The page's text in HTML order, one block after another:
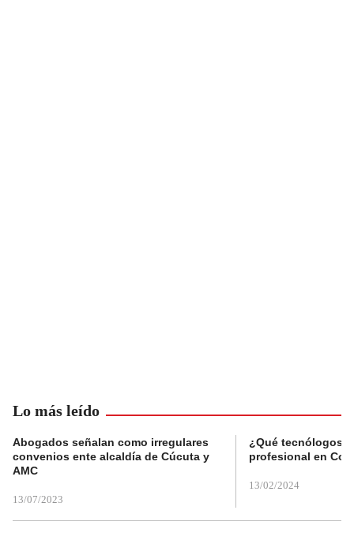
Lo más leído
Abogados señalan como irregulares
convenios ente alcaldía de Cúcuta y
AMC
13/07/2023
¿Qué tecnólogos
profesional en
13/02/2024